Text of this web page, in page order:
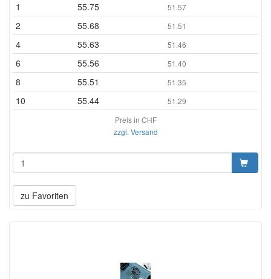
1 55.75 51.57
2 55.68 51.51
4 55.63 51.46
6 55.56 51.40
8 55.51 51.35
10 55.44
51.29
Preis in CHF
zzgl. Versand
zu Favoriten